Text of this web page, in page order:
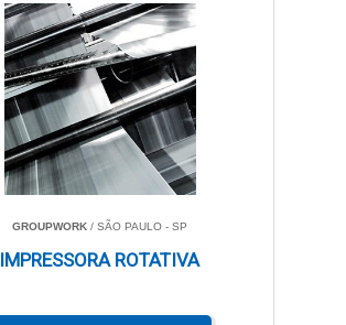
GROUPWORK/ SÃO PAULO - SP
IMPRESSORA ROTATIVA